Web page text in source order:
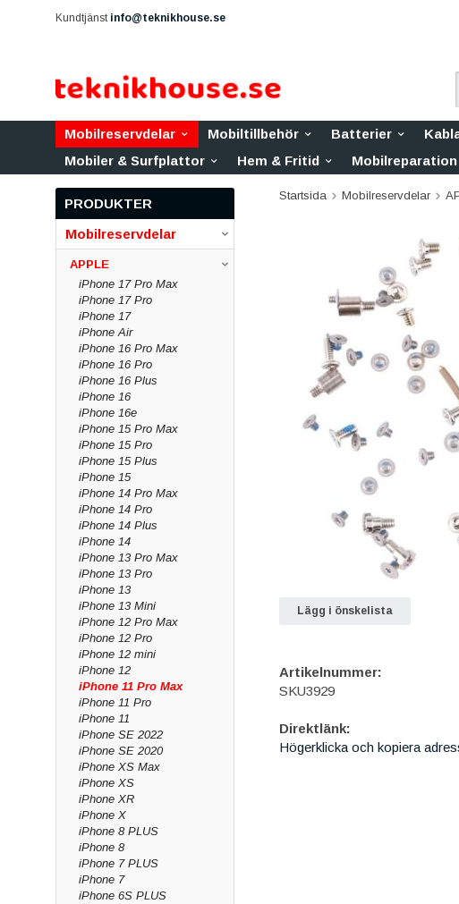
Kundtjänst info@teknikhouse.se
Mobilreservdelar Mobiltillbehör Batterier
Mobiler & Surfplattor
Hem & Fritid Mobilreparation
PRODUKTER
Mobilreservdelar
APPLE
iPhone 17 Pro Max
iPhone 17 Pro
iPhone 17
iPhone Air
iPhone 16 Pro Max
iPhone 16 Pro
iPhone 16 Plus
iPhone 16
iPhone 16e
iPhone 15 Pro Max
iPhone 15 Pro
iPhone 15 Plus
iPhone 15
iPhone 14 Pro Max
iPhone 14 Pro
iPhone 14 Plus
iPhone 14
iPhone 13 Pro Max
iPhone 13 Pro
iPhone 13
iPhone 13 Mini
iPhone 12 Pro Max
iPhone 12 Pro
iPhone 12 mini
iPhone 12
iPhone 11 Pro Max
iPhone 11 Pro
iPhone 11
iPhone SE 2022
iPhone SE 2020
iPhone XS Max
iPhone XS
iPhone XR
iPhone X
iPhone 8 PLUS
iPhone 8
iPhone 7 PLUS
iPhone 7
iPhone 6S PLUS
Startsida Mobilreservdelar
Lägg i önskelista
Artikelnummer:
SKU3929
Direktlänk:
Högerklicka och kopiera